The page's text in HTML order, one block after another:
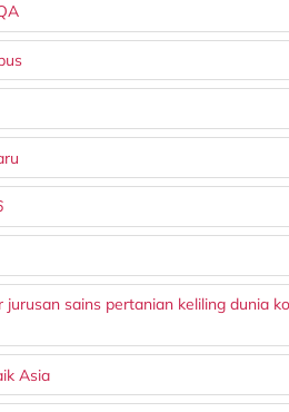
sains pertanian keliling dunia
Asia